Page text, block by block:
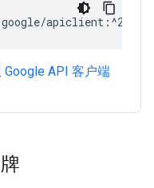
google/
Google API 客户端